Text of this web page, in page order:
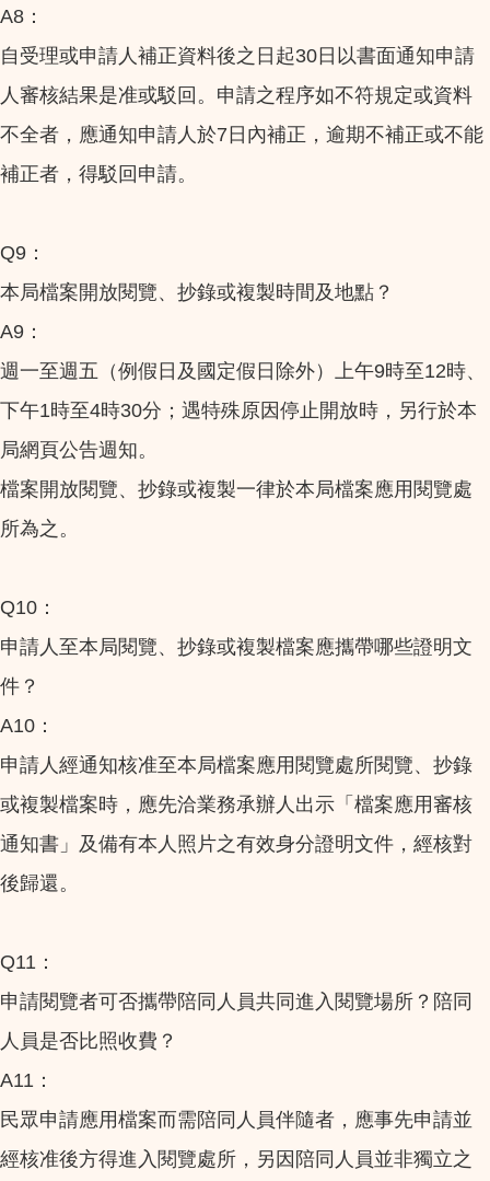
A8：
自受理或申請人補正資料後之日起30日以書面通知申請
人審核結果是准或駁回。申請之程序如不符規定或資料
不全者，應通知申請人於7日內補正，逾期不補正或不能
補正者，得駁回申請。
Q9：
本局檔案開放閱覽、抄錄或複製時間及地點？
A9：
週一至週五（例假日及國定假日除外）上午9時至12時、
下午1時至4時30分；遇特殊原因停止開放時，另行於本
局網頁公告週知。
檔案開放閱覽、抄錄或複製一律於本局檔案應用閱覽處
所為之。
Q10：
申請人至本局閱覽、抄錄或複製檔案應攜帶哪些證明文
件？
A10：
申請人經通知核准至本局檔案應用閱覽處所閱覽、抄錄
或複製檔案時，應先洽業務承辦人出示「檔案應用審核
通知書」及備有本人照片之有效身分證明文件，經核對
後歸還。
Q11：
申請閱覽者可否攜帶陪同人員共同進入閱覽場所？陪同
人員是否比照收費？
A11：
民眾申請應用檔案而需陪同人員伴隨者，應事先申請並
經核准後方得進入閱覽處所，另因陪同人員並非獨立之